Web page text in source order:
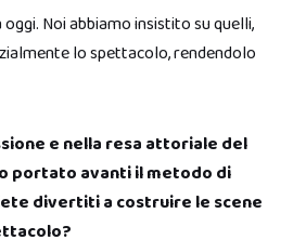
Noi abbiamo insistito su quelli,
lo spettacolo, rendendolo
e nella resa attoriale del
portato avanti il metodo di
divertiti a costruire le scene